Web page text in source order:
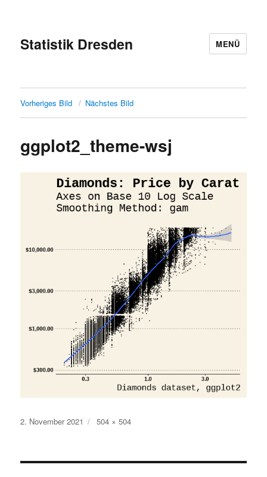
Statistik Dresden MENÜ
Vorheriges Bild Nächstes Bild
ggplot2_theme-wsj
Veröffentlicht
2. November 2021 Originalgröße
504 × 504